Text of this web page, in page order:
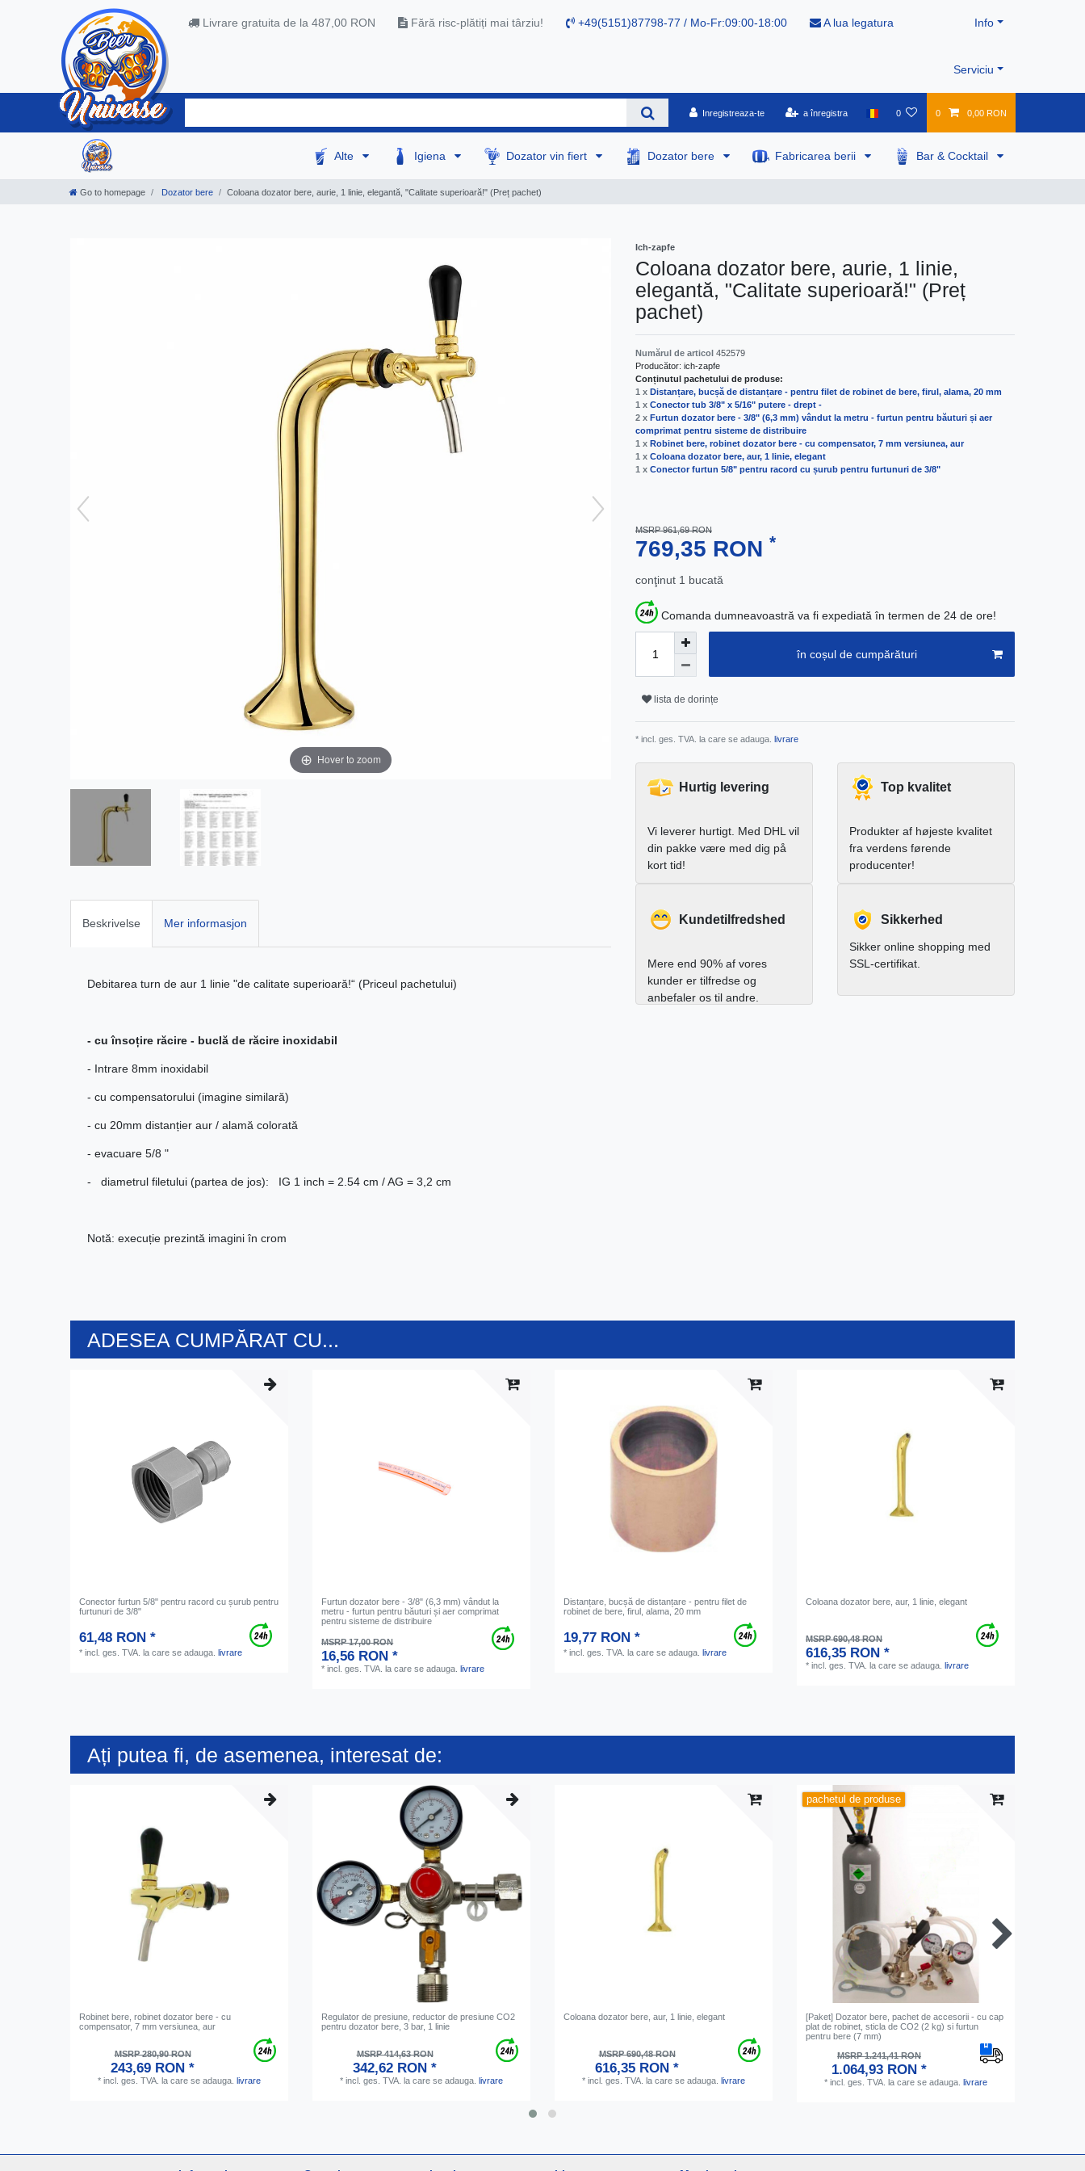
Livrare gratuita de la 487,00 RON Fără risc-plătiți mai târziu! +49(5151)87798-77 / Mo-Fr:09:00-18:00 A lua legatura Info
Serviciu
Inregistreaza-te a înregistra 0 0 0,00 RON
Alte Igiena Dozator vin fiert Dozator bere Fabricarea berii Bar & Cocktail
Go to homepage Dozator bere Coloana dozator bere, aurie, 1 linie, elegantă, "Calitate superioară!" (Preț pachet)
Hover to zoom
Beskrivelse Mer informasjon
Debitarea turn de aur 1 linie "de calitate superioară!“ (Priceul pachetului)
- cu însoțire răcire - buclă de răcire inoxidabil
- Intrare 8mm inoxidabil
- cu compensatorului (imagine similară)
- cu 20mm distanțier aur / alamă colorată
- evacuare 5/8 "
- diametrul filetului (partea de jos): IG 1 inch = 2.54 cm / AG = 3,2 cm
Notă: execuție prezintă imagini în crom
Ich-zapfe
Coloana dozator bere, aurie, 1 linie,
elegantă, "Calitate superioară!" (Preț
pachet)
Numărul de articol 452579
Producător: ich-zapfe
Conținutul pachetului de produse:
1 x Distanțare, bucșă de distanțare - pentru filet de robinet de bere, firul, alama, 20 mm
1 x Conector tub 3/8" x 5/16" putere - drept -
2 x Furtun dozator bere - 3/8" (6,3 mm) vândut la metru - furtun pentru băuturi și aer
comprimat pentru sisteme de distribuire
1 x Robinet bere, robinet dozator bere - cu compensator, 7 mm versiunea, aur
1 x Coloana dozator bere, aur, 1 linie, elegant
1 x Conector furtun 5/8" pentru racord cu șurub pentru furtunuri de 3/8"
MSRP 961,69 RON
769,35 RON *
conţinut 1 bucată
Comanda dumneavoastră va fi expediată în termen de 24 de ore!
în coșul de cumpărături
lista de dorințe
* incl. ges. TVA. la care se adauga. livrare
Hurtig levering
Vi leverer hurtigt. Med DHL vil
din pakke være med dig på
kort tid!
Top kvalitet
Produkter af højeste kvalitet
fra verdens førende
producenter!
Kundetilfredshed
Mere end 90% af vores
kunder er tilfredse og
anbefaler os til andre.
Sikkerhed
Sikker online shopping med
SSL-certifikat.
ADESEA CUMPĂRAT CU...
Conector furtun 5/8" pentru racord cu șurub pentru
furtunuri de 3/8"
61,48 RON *
*incl. ges. TVA. la care se adauga.livrare
Furtun dozator bere - 3/8" (6,3 mm) vândut la
metru - furtun pentru băuturi și aer comprimat
pentru sisteme de distribuire
MSRP 17,00 RON
16,56 RON *
*incl. ges. TVA. la care se adauga.livrare
Distanțare, bucșă de distanțare - pentru filet de
robinet de bere, firul, alama, 20 mm
19,77 RON *
*incl. ges. TVA. la care se adauga.livrare
Coloana dozator bere, aur, 1 linie, elegant
MSRP 690,48 RON
616,35 RON *
*incl. ges. TVA. la care se adauga.livrare
Ați putea fi, de asemenea, interesat de:
Robinet bere, robinet dozator bere - cu
compensator, 7 mm versiunea, aur
MSRP 280,90 RON
243,69 RON *
* incl. ges. TVA. la care se adauga. livrare
Regulator de presiune, reductor de presiune CO2
pentru dozator bere, 3 bar, 1 linie
MSRP 414,63 RON
342,62 RON *
* incl. ges. TVA. la care se adauga. livrare
Coloana dozator bere, aur, 1 linie, elegant
MSRP 690,48 RON
616,35 RON *
* incl. ges. TVA. la care se adauga. livrare
pachetul de produse
[Paket] Dozator bere, pachet de accesorii - cu cap
plat de robinet, sticla de CO2 (2 kg) si furtun
pentru bere (7 mm)
MSRP 1.241,41 RON
1.064,93 RON *
* incl. ges. TVA. la care se adauga. livrare